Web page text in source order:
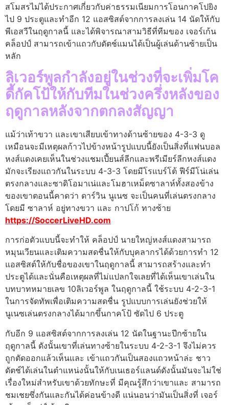
สโมสรไม่ได้ประกาศเกี่ยวกับค่าธรรมเนียมการโอนกาคโปยิง
ไป 9 ประตูและทําอีก 12 แอสซิสต์จากการลงเล่น 14 นัดให้กับ
พีเอสวีในฤดูกาลนี้ และได้พิจารณาสามวิธีที่ทีมของ เจอร์เก้น
คล็อปป์ สามารถเข้าแถวกับดัตช์แมนได้เป็นผู้เล่นด้านซ้ายเป็น
หลัก
ลิเวอร์พูลกําลังอยู่ในช่วงที่จะเพิ่มโค
ดี้กัคโป้ให้กับทีมในช่วงครึ่งหลังของ
ฤดูกาลหลังจากตกลงสัญญา
แม้ว่าเท้าขวา และเขาเสียบเข้าทางด้านซ้ายของ 4-3-3 ดู
เหมือนจะมีเหตุผลก้าวไปข้างหน้ารูปแบบนี้ยังเป็นสิ่งที่แฟนบอล
หงส์แดงเคยเห็นในช่วงแชมเปี้ยนส์ลีกและพรีเมียร์ลีกหงส์แดง
มักจะเรียงแถวกันในระบบ 4-3-3 โดยมีโรแบร์โต้ ฟีร์มีโน่เล่น
ตรงกลางและซาดิโอมาเน่และโมฮาเหม็ดซาลาห์ทั้งสองข้าง
ของเขาตอนนี้คาดว่า ดาร์วิน นูเนซ จะเป็นคนที่เล่นตรงกลาง
โดยมี ซาลาห์ อยู่ทางขวา และ กาปโก้ ทางซ้าย
https://SoccerLiveHD.com
การก่อตัวแบบนี้จะทําให้ คล็อปป์ นายใหญ่หงส์แดงสามารถ
หมุนเวียนและเติมความสดชื่นให้กับบุคลากรได้ด้วยการทํา 12
แอสซิสต์ให้กับชื่อของเขาในฤดูกาลนี้ สามารถสร้างและทํา
ประตูได้และนั่นคือเหตุผลที่ไม่แปลกใจเลยที่ได้เห็นเขาเล่นใน
บทบาทหมายเลข 10ลิเวอร์พูล ในฤดูกาลนี้ ใช้ระบบ 4-2-3-1
ในการจัดทัพเพื่อเติมความสดชื่น รูปแบบการเล่นยังช่วยให้
นูเนซเล่นตรงกลางได้มากขึ้นกาคโป้ ซัดไป 6 ประตู
กับอีก 9 แอสซิสต์จากการลงเล่น 12 นัดในฐานะปีกซ้ายใน
ฤดูกาลนี้ ดังนั้นเขาที่เล่นทางซ้ายในระบบ 4-2-3-1 จึงไม่ควร
ถูกตัดออกแล้วเห็นและ เข้าแถวกันเป็นสองแถวหน้าล่ะ ชาว
ดัตช์ได้เล่นในตําแหน่งนั้นให้กับเนเธอร์แลนด์ดังนั้นมันจะไม่ใช่
เรื่องใหม่สําหรับเขาด้วยทักษะที่ มีคุณรู้สึกว่าเขาและ สามารถ
ชมเชยซึ่งกันและกันได้ค่อนข้างดี แน่นอนว่ามันเป็นสิ่งที่ เจอร์